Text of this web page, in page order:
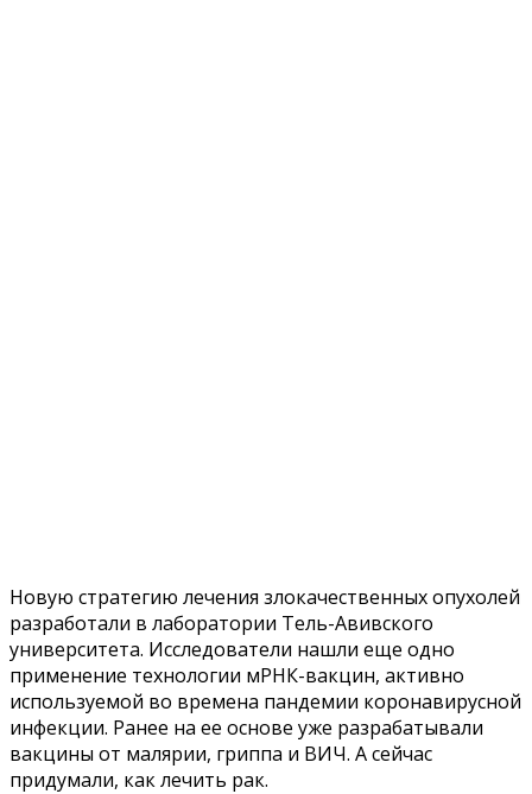
Новую стратегию лечения злокачественных опухолей
разработали в лаборатории Тель-Авивского
университета. Исследователи нашли еще одно
применение технологии мРНК-вакцин, активно
используемой во времена пандемии коронавирусной
инфекции. Ранее на ее основе уже разрабатывали
вакцины от малярии, гриппа и ВИЧ. А сейчас
придумали, как лечить рак.